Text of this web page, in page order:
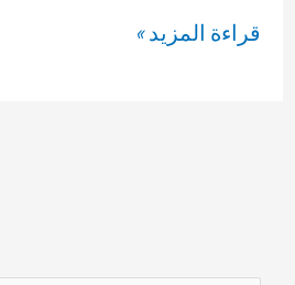
سباك
قراءة المزيد »